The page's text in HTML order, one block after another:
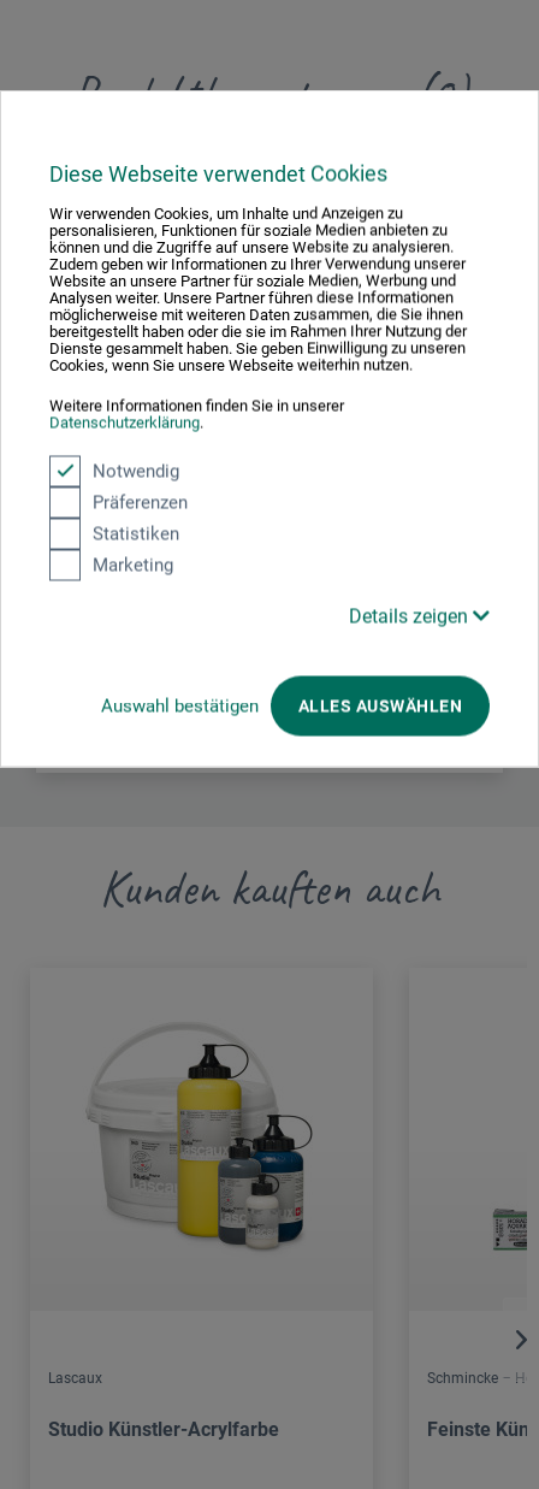
Diese Webseite verwendet Cookies
Wir verwenden Cookies, um Inhalte und Anzeigen zu
personalisieren, Funktionen für soziale Medien anbieten zu
können und die Zugriffe auf unsere Website zu analysieren.
Zudem geben wir Informationen zu Ihrer Verwendung unserer
Website an unsere Partner für soziale Medien, Werbung und
Analysen weiter. Unsere Partner führen diese Informationen
möglicherweise mit weiteren Daten zusammen, die Sie ihnen
bereitgestellt haben oder die sie im Rahmen Ihrer Nutzung der
Dienste gesammelt haben. Sie geben Einwilligung zu unseren
Cookies, wenn Sie unsere Webseite weiterhin nutzen.
Weitere Informationen finden Sie in unserer
Datenschutzerklärung.
Notwendig
Präferenzen
Statistiken
Marketing
Details zeigen
Auswahl bestätigen ALLES AUSWÄHLEN
Produktbewertungen (0)
Schreiben Sie die erste Bewertung zu diesem Produkt
JETZT PRODUKT BEWERTEN
Hersteller-Kontakt
Hier finden Sie die Kontaktdaten des Herstellers zu
Defshop GmbH
DEUTSCHLAND
Kunden kauften auch
Lascaux
Studio Künstler-Acrylfarbe
Schmincke –
Feinste